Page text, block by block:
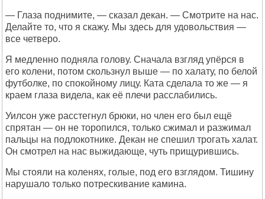
— Глаза поднимите, — сказал декан. — Смотрите на нас.
Делайте то, что я скажу. Мы здесь для удовольствия —
все четверо.
Я медленно подняла голову. Сначала взгляд упёрся в
его колени, потом скользнул выше — по халату, по белой
футболке, по спокойному лицу. Ката сделала то же — я
краем глаза видела, как её плечи расслабились.
Уилсон уже расстегнул брюки, но член его был ещё
спрятан — он не торопился, только сжимал и разжимал
пальцы на подлокотнике. Декан не спешил трогать халат.
Он смотрел на нас выжидающе, чуть прищурившись.
Мы стояли на коленях, голые, под его взглядом. Тишину
нарушало только потрескивание камина.